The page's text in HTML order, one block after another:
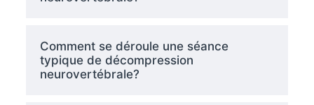
Comment se déroule une séance
typique de décompression
neurovertébrale?